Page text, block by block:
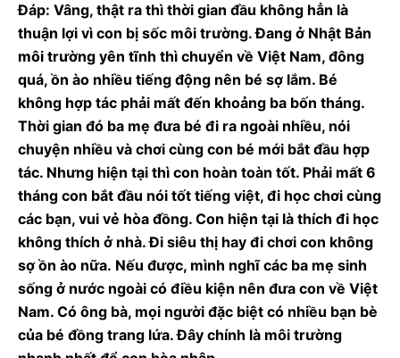
Đáp: Vâng, thật ra thì thời gian đầu không hẳn là
thuận lợi vì con bị sốc môi trường. Đang ở Nhật Bản
môi trường yên tĩnh thì chuyển về Việt Nam, đông
quá, ồn ào nhiều tiếng động nên bé sợ lắm. Bé
không hợp tác phải mất đến khoảng ba bốn tháng.
Thời gian đó ba mẹ đưa bé đi ra ngoài nhiều, nói
chuyện nhiều và chơi cùng con bé mới bắt đầu hợp
tác. Nhưng hiện tại thì con hoàn toàn tốt. Phải mất 6
tháng con bắt đầu nói tốt tiếng việt, đi học chơi cùng
các bạn, vui vẻ hòa đồng. Con hiện tại là thích đi học
không thích ở nhà. Đi siêu thị hay đi chơi con không
sợ ồn ào nữa. Nếu được, mình nghĩ các ba mẹ sinh
sống ở nước ngoài có điều kiện nên đưa con về Việt
Nam. Có ông bà, mọi người đặc biệt có nhiều bạn bè
của bé đồng trang lứa. Đây chính là môi trường